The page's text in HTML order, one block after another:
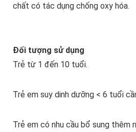
chất có tác dụng chống oxy hóa.
Đối tượng sử dụng
Trẻ từ 1 đến 10 tuổi.
Trẻ em suy dinh dưỡng < 6 tuổi
Trẻ em có nhu cầu bổ sung thêm